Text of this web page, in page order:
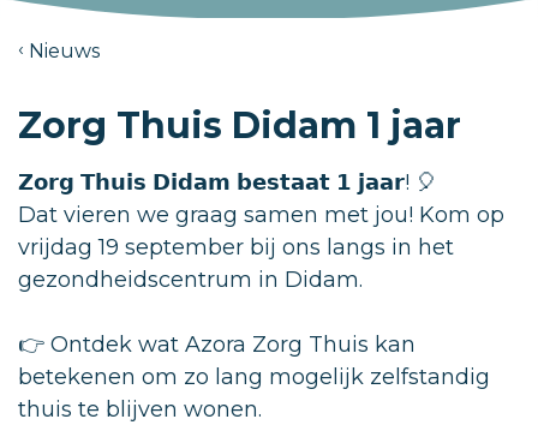
Nieuws
Zorg Thuis Didam 1 jaar
𝗭𝗼𝗿𝗴 𝗧𝗵𝘂𝗶𝘀 𝗗𝗶𝗱𝗮𝗺 𝗯𝗲𝘀𝘁𝗮𝗮𝘁 𝟭 𝗷𝗮𝗮𝗿! 🎈
Dat vieren we graag samen met jou! Kom op
vrijdag 19 september bij ons langs in het
gezondheidscentrum in Didam.
👉 Ontdek wat Azora Zorg Thuis kan
betekenen om zo lang mogelijk zelfstandig
thuis te blijven wonen.